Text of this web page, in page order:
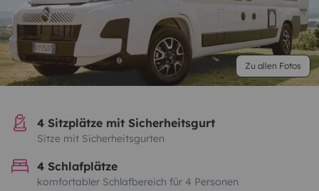
Zu allen Fotos
4 Sitzplätze mit Sicherheitsgurt
Sitze mit Sicherheitsgurten
4 Schlafplätze
komfortabler Schlafbereich für 4 Personen